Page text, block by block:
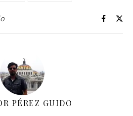
PÉREZ GUIDO